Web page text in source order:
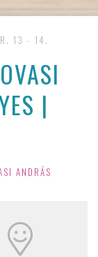
13 - 14.
|
ANDRÁS